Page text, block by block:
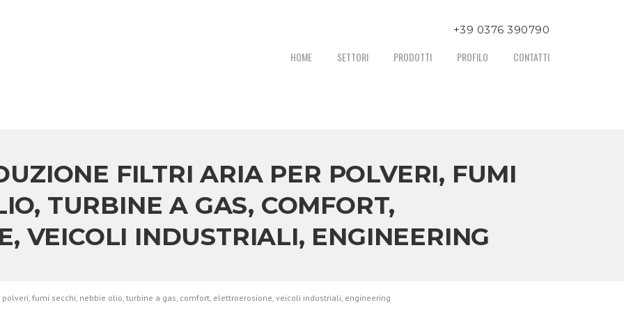
+39 0376 390790
HOME SETTORI PRODOTTI PROFILO CONTATTI
FILTRI ARIA PER POLVERI, FUMI
TURBINE A GAS, COMFORT,
VEICOLI INDUSTRIALI, ENGINEERING
fumi secchi, nebbie olio, turbine a gas, comfort, elettroerosione, veicoli industriali, engineering